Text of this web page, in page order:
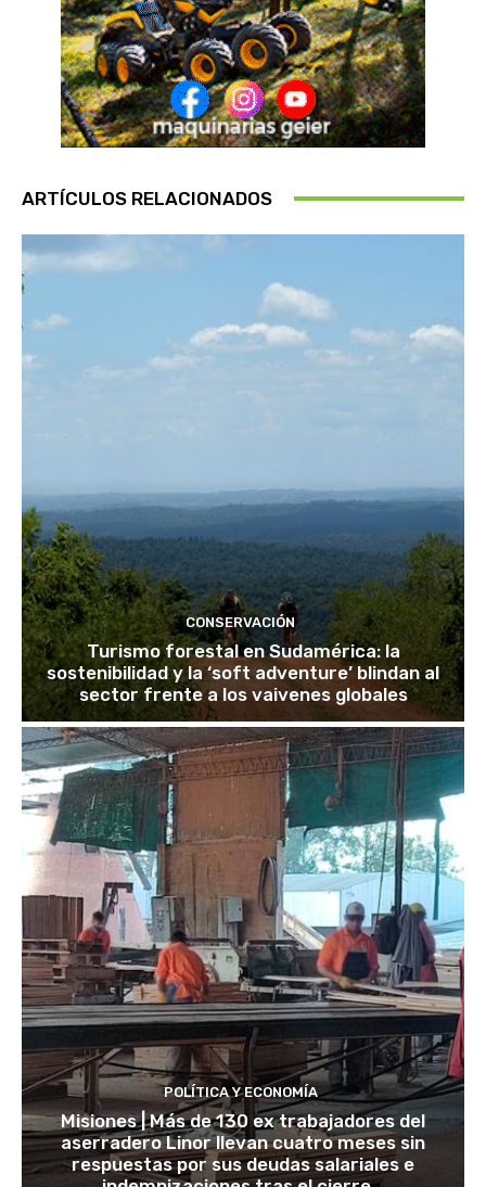
ARTÍCULOS RELACIONADOS
CONSERVACIÓN
Turismo forestal en Sudamérica: la
sostenibilidad y la ‘soft adventure’ blindan al
sector frente a los vaivenes globales
POLÍTICA Y ECONOMÍA
Misiones | Más de 130 ex trabajadores del
aserradero Linor llevan cuatro meses sin
respuestas por sus deudas salariales e